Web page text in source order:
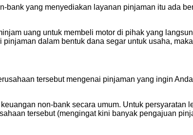
yang menyediakan layanan pinjaman itu ada
uang untuk membeli motor di pihak yang
dalam bentuk dana segar untuk usaha,
tersebut mengenai pinjaman yang ingin
non-bank secara umum. Untuk persyaratan
tersebut (mengingat kini banyak pengajuan